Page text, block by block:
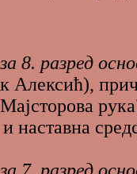
8. разред
Алексић),
наставна